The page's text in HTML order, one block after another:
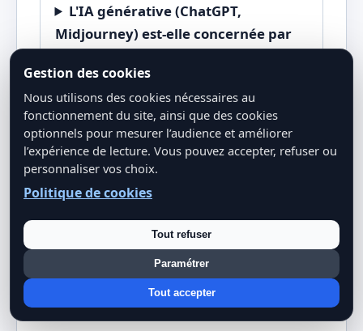
L'IA générative (ChatGPT,
Midjourney) est-elle concernée par
La Chine et les Etats-Unis regulent-
ils aussi l'IA ?
Articles connexes
L’intelligence artificielle et l’atteinte à
la vie privée : une préoccupation
croissante
Gestion des cookies
Nous utilisons des cookies nécessaires au
fonctionnement du site, ainsi que des cookies
optionnels pour mesurer l’audience et améliorer
l’expérience de lecture. Vous pouvez accepter, refuser ou
personnaliser vos choix.
Politique de cookies
Tout refuser
Paramétrer
Tout accepter